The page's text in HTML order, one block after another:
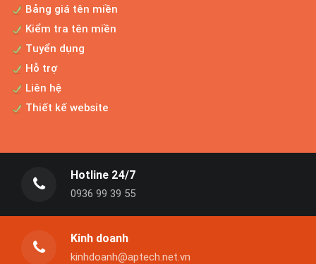
Bảng giá tên miền
Kiểm tra tên miền
Tuyển dụng
Hỗ trợ
Liên hệ
Thiết kế website
Hotline 24/7
0936 99 39 55
Kinh doanh
kinhdoanh@aptech.net.vn